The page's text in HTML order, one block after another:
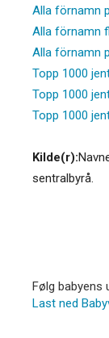
Alla förnamn
Alla förnamn
Alla förnamn
Topp 1000
Topp 1000
Topp 1000
Kilde(r):
sentralbyrå.
Følg babyens
Last ned